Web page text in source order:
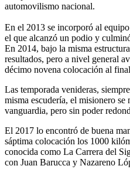
automovilismo nacional.
En el 2013 se incorporó al
el que alcanzó un podio y
En 2014, bajo la misma
resultados, pero a nivel general
décimo novena colocación al
Las temporada venideras,
misma escudería, el misionero se
vanguardia, pero sin poder
El 2017 lo encontró de buena
sáptima colocación los 1000
conocida como La Carrera del
con Juan Barucca y Nazareno